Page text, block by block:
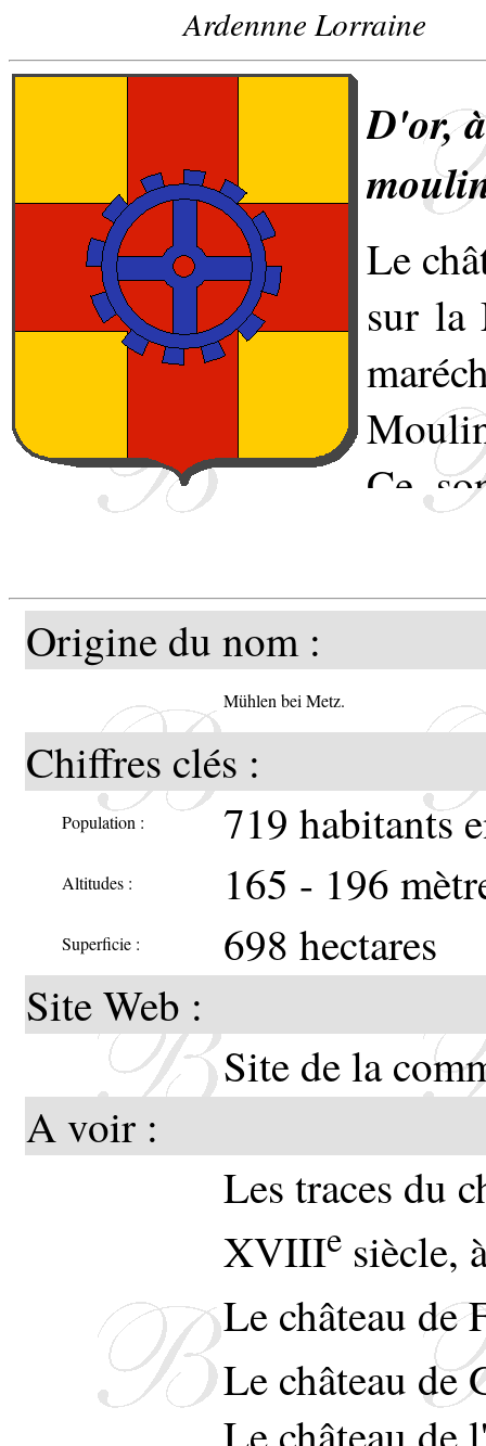
Ardennne Lorraine
D'or,
Le
sur la
Ce
La
Origine du nom :
Mühlen bei Metz.
Chiffres clés :
Population : 719 habitants
Altitudes : 165 - 196
Superficie :
698 hectares
Site Web :
Site de la
A voir :
Les traces du
XVIIIe siècle,
Le château de
Le château